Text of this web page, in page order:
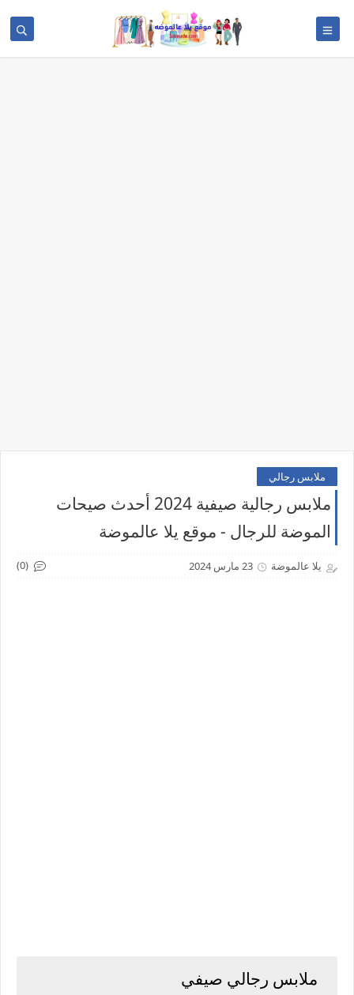
ملابس رجالي
ملابس رجالية صيفية 2024 أحدث صيحات
الموضة للرجال - موقع يلا عالموضة
يلا عالموضة 23 مارس 2024 (0)
ملابس رجالي صيفي